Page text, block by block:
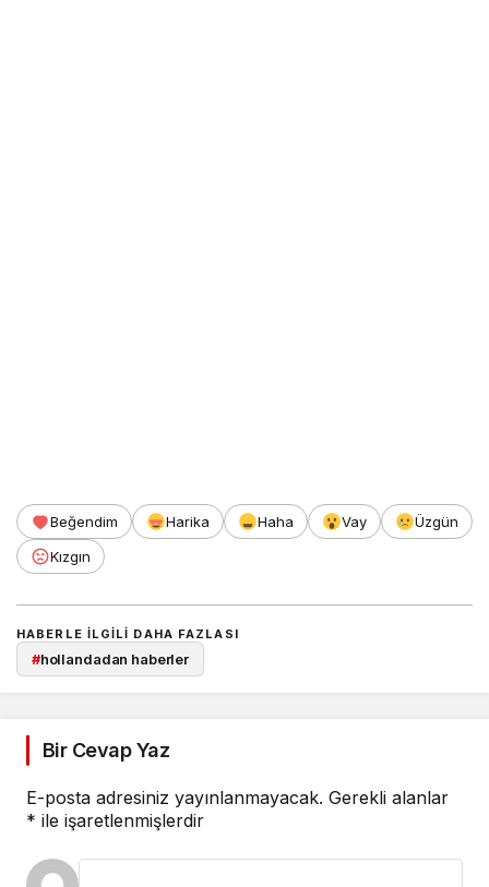
Beğendim Harika Haha Vay
Üzgün
Kızgın
HABERLE ILGILI DAHA FAZLASI
#hollandadan haberler
Bir Cevap Yaz
E-posta adresiniz yayınlanmayacak. Gerekli alanlar
* ile işaretlenmişlerdir